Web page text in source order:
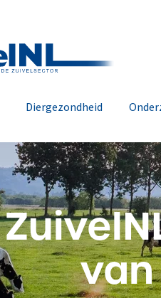
Diergezondheid